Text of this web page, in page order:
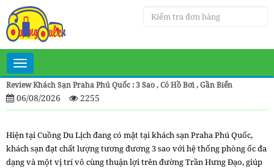
Toggle
navigation
Review Khách Sạn Praha Phú Quốc : 3 Sao , Có Hồ Bơi , Gần Biển
06/08/2026 2255
Hiện tại Cuồng Du Lịch đang có mặt tại khách sạn Praha Phú Quốc,
khách sạn đạt chất lượng tương đương 3 sao với hệ thống phòng ốc đa
dạng và một vị trí vô cùng thuận lợi trên đường Trần Hưng Đạo, giúp